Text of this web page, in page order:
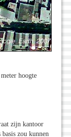
hoogte
zijn kantoor
zou kunnen